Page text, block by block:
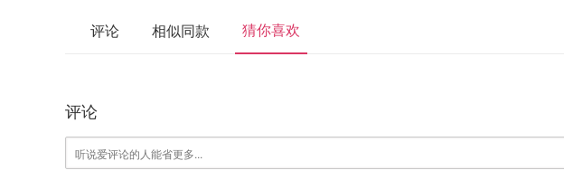
评论 相似同款 猜你喜欢
评论